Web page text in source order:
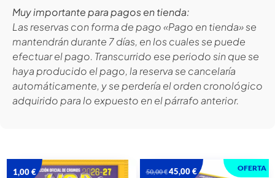
Muy importante para pagos en tienda:
Las reservas con forma de pago «Pago en tienda» se
mantendrán durante 7 días, en los cuales se puede
efectuar el pago. Transcurrido ese periodo sin que se
haya producido el pago, la reserva se cancelaría
automáticamente, y se perdería el orden cronológico
adquirido para lo expuesto en el párrafo anterior.
1,00€ OFERTA
50,00€45,00€